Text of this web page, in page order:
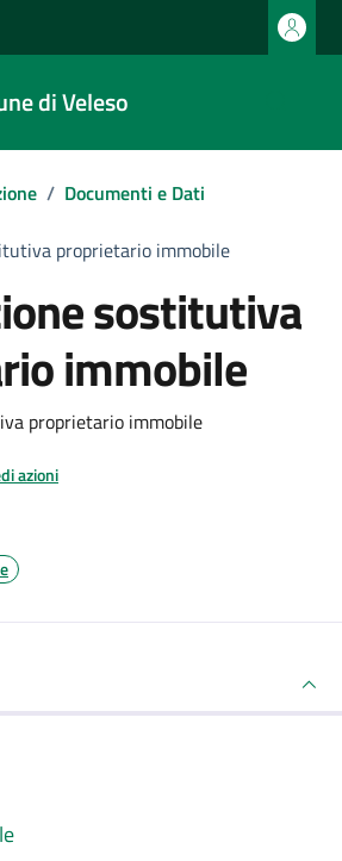
di Veleso
/ Documenti e Dati
proprietario immobile
sostitutiva
immobile
proprietario immobile
azioni